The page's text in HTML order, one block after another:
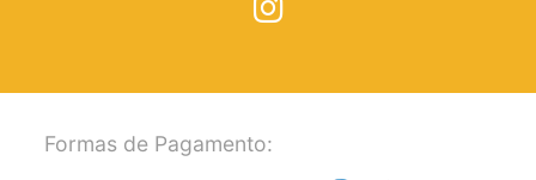
Formas de Pagamento: